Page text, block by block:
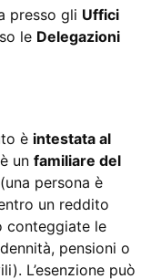
presso gli Uffici
le Delegazioni
è intestata al
un familiare del
(una persona è
un reddito
conteggiate le
pensioni o
L’esenzione può